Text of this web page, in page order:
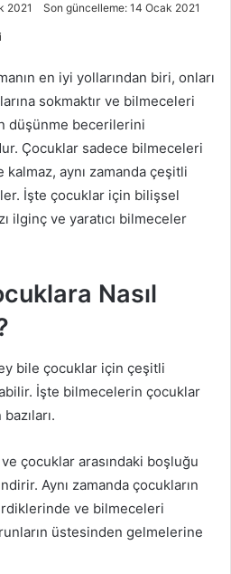
2021 Son güncelleme: 14 Ocak 2021
en iyi yollarından biri, onları
sokmaktır ve bilmeceleri
düşünme becerilerini
Çocuklar sadece bilmeceleri
aynı zamanda çeşitli
İşte çocuklar için bilişsel
ilginç ve yaratıcı bilmeceler
Nasıl
bile çocuklar için çeşitli
İşte bilmecelerin çocuklar
çocuklar arasındaki boşluğu
Aynı zamanda çocukların
ve bilmeceleri
üstesinden gelmelerine